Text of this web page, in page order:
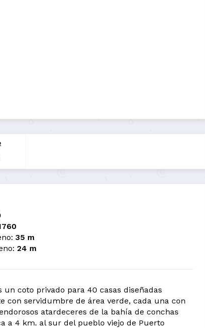
35 m
24 m
un coto privado para 40 casas diseñadas
con servidumbre de área verde, cada una con
atardeceres de la bahía de conchas
a 4 km. al sur del pueblo viejo de Puerto